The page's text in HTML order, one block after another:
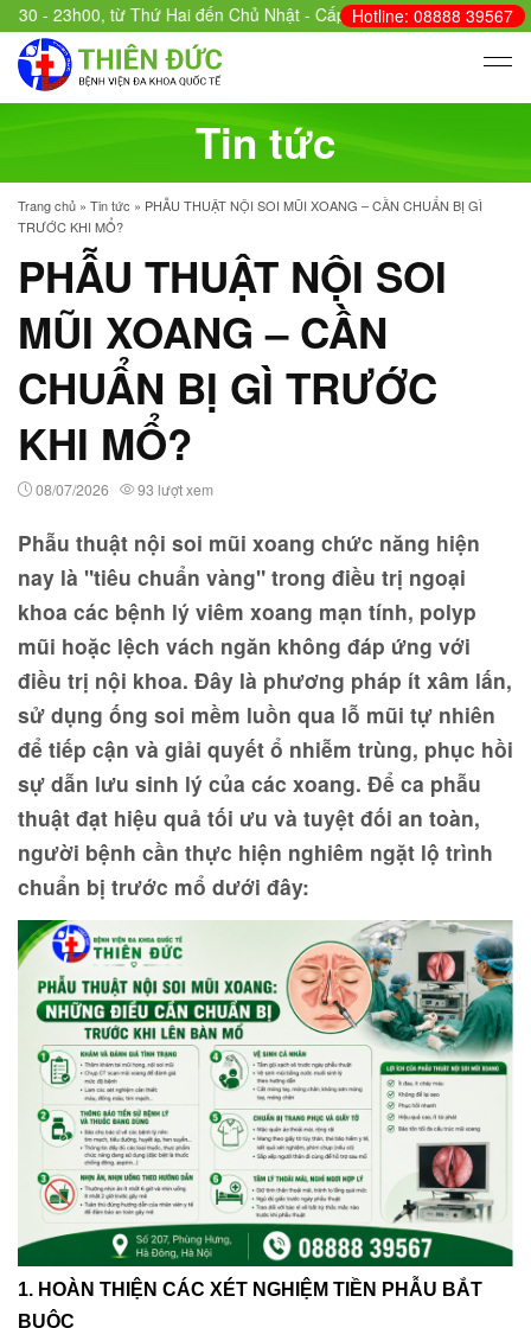
- 23h00, từ Thứ Hai đến Chủ Nhật - Cấp cứu: 24/24.Hotline: 08888 39567
Tin tức
Trang chủ » Tin tức » PHẪU THUẬT NỘI SOI MŨI XOANG – CẦN CHUẨN BỊ GÌ
TRƯỚC KHI MỔ?
PHẪU THUẬT NỘI SOI
MŨI XOANG – CẦN
CHUẨN BỊ GÌ TRƯỚC
KHI MỔ?
08/07/2026 93 lượt xem
Phẫu thuật nội soi mũi xoang chức năng hiện
nay là "tiêu chuẩn vàng" trong điều trị ngoại
khoa các bệnh lý viêm xoang mạn tính, polyp
mũi hoặc lệch vách ngăn không đáp ứng với
điều trị nội khoa. Đây là phương pháp ít xâm lấn,
sử dụng ống soi mềm luồn qua lỗ mũi tự nhiên
để tiếp cận và giải quyết ổ nhiễm trùng, phục hồi
sự dẫn lưu sinh lý của các xoang. Để ca phẫu
thuật đạt hiệu quả tối ưu và tuyệt đối an toàn,
người bệnh cần thực hiện nghiêm ngặt lộ trình
chuẩn bị trước mổ dưới đây:
1. HOÀN THIỆN CÁC XÉT NGHIỆM TIỀN PHẪU BẮT
BUỘC